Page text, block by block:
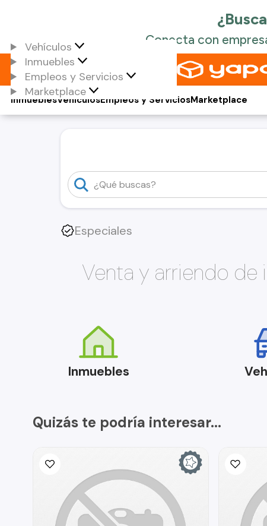
Vehículos
Inmuebles
Empleos y Servicios
Marketplace
Vehículos
Inmuebles Empleos y ServiciosMarketplace
Especiales
Venta y arriendo de
Inmuebles
Quizás te podría interesar...